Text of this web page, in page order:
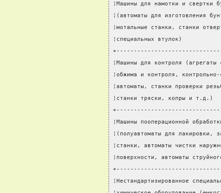
¦Машины для намотки и
¦(автоматы для
¦мотальные станки,
¦специальных втулок)
¦Машины для контроля
¦обжима и контроля,
¦автоматы, станки
¦станки тряски, копры и
¦Машины пооперационной
¦(полуавтоматы для
¦станки, автоматы
¦поверхности, автоматы
¦Нестандартизированное